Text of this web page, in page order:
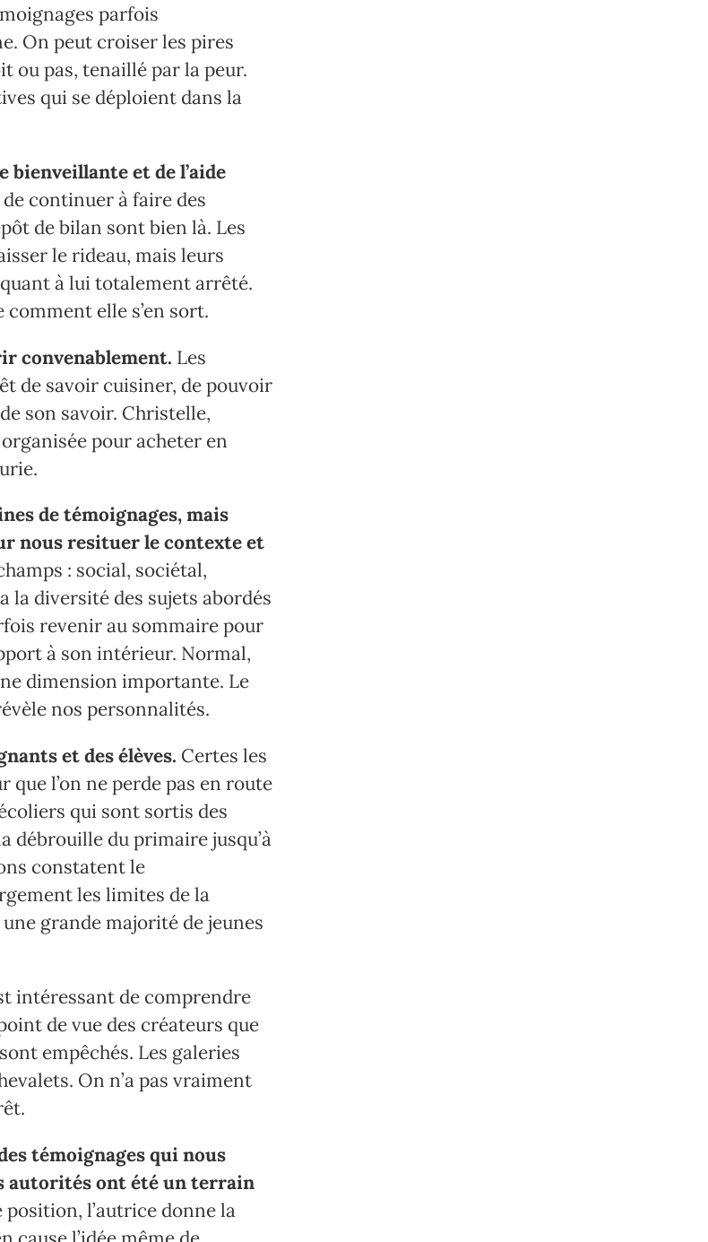
parfois
On peut croiser les pires
ou pas, tenaillé par la peur.
qui se déploient dans la
bienveillante et de l’aide
de continuer à faire des
de bilan sont bien là. Les
le rideau, mais leurs
à lui totalement arrêté.
elle s’en sort.
convenablement. Les
de savoir cuisiner, de pouvoir
son savoir. Christelle,
pour acheter en
de témoignages, mais
nous resituer le contexte et
: social, sociétal,
diversité des sujets abordés
revenir au sommaire pour
à son intérieur. Normal,
dimension importante. Le
nos personnalités.
et des élèves. Certes les
que l’on ne perde pas en route
qui sont sortis des
débrouille du primaire jusqu’à
constatent le
les limites de la
grande majorité de jeunes
intéressant de comprendre
de vue des créateurs que
empêchés. Les galeries
On n’a pas vraiment
témoignages qui nous
autorités ont été un terrain
position, l’autrice donne la